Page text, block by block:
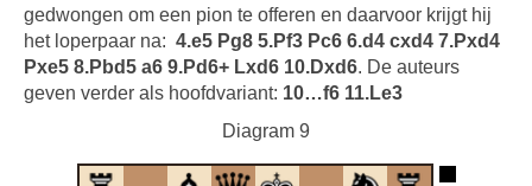
gedwongen om een pion te offeren en daarvoor krijgt hij
het loperpaar na: 4.e5 Pg8 5.Pf3 Pc6 6.d4 cxd4 7.Pxd4
Pxe5 8.Pbd5 a6 9.Pd6+ Lxd6 10.Dxd6. De auteurs
geven verder als hoofdvariant: 10…f6 11.Le3
Diagram 9